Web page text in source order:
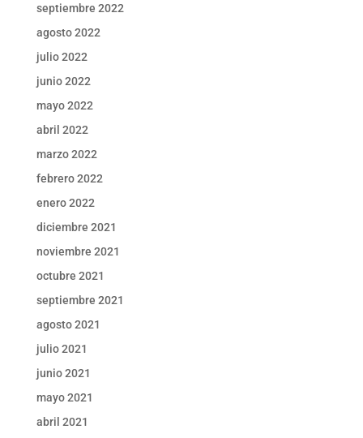
septiembre 2022
agosto 2022
julio 2022
junio 2022
mayo 2022
abril 2022
marzo 2022
febrero 2022
enero 2022
diciembre 2021
noviembre 2021
octubre 2021
septiembre 2021
agosto 2021
julio 2021
junio 2021
mayo 2021
abril 2021